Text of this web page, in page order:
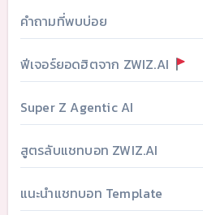
คำถามที่พบบ่อย
ฟีเจอร์ยอดฮิตจาก ZWIZ.AI
Super Z Agentic AI
สูตรลับแชทบอท ZWIZ.AI
แนะนำแชทบอท Template